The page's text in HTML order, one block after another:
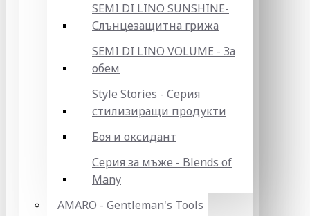
SEMI DI LINO SUNSHINE-
Слънцезащитна грижа
SEMI DI LINO VOLUME - За
обем
Style Stories - Серия
стилизиращи продукти
Боя и оксидант
Серия за мъже - Blends of
Many
AMARO - Gentleman's Tools